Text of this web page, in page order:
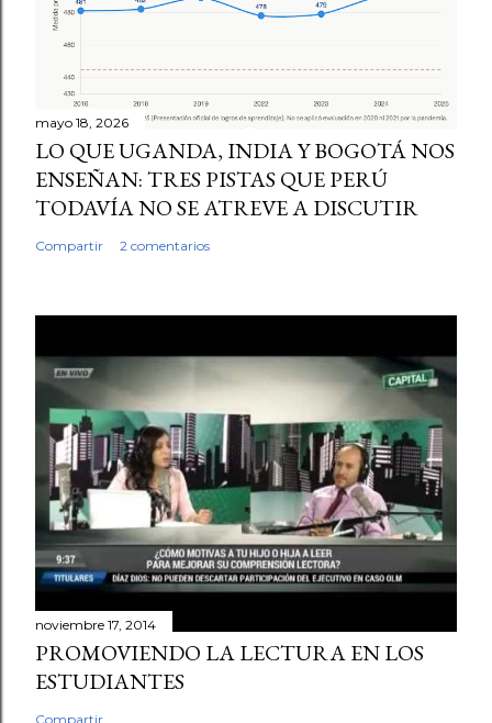
mayo 18, 2026
LO QUE UGANDA, INDIA Y BOGOTÁ NOS
ENSEÑAN: TRES PISTAS QUE PERÚ
TODAVÍA NO SE ATREVE A DISCUTIR
Compartir 2 comentarios
noviembre 17, 2014
PROMOVIENDO LA LECTURA EN LOS
ESTUDIANTES
Compartir